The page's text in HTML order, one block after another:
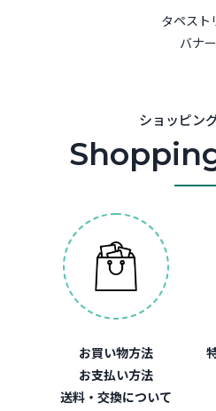
タペスト
バナー
ショッピン
お買い物方法
お支払い方法
送料・交換について